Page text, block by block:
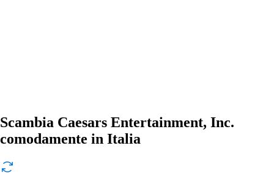
Scambia Caesars Entertainment, Inc.
comodamente in Italia